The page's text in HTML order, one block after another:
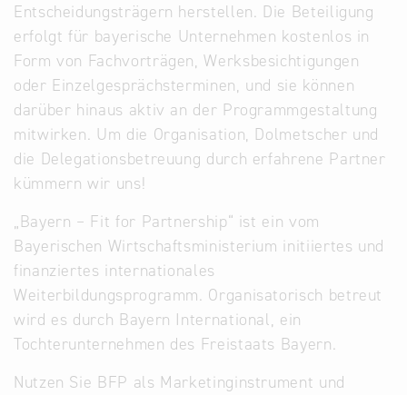
Entscheidungsträgern herstellen. Die Beteiligung
erfolgt für bayerische Unternehmen kostenlos in
Form von Fachvorträgen, Werksbesichtigungen
oder Einzelgesprächsterminen, und sie können
darüber hinaus aktiv an der Programmgestaltung
mitwirken. Um die Organisation, Dolmetscher und
die Delegationsbetreuung durch erfahrene Partner
kümmern wir uns!
„Bayern – Fit for Partnership“ ist ein vom
Bayerischen Wirtschaftsministerium initiiertes und
finanziertes internationales
Weiterbildungsprogramm. Organisatorisch betreut
wird es durch Bayern International, ein
Tochterunternehmen des Freistaats Bayern.
Nutzen Sie BFP als Marketinginstrument und